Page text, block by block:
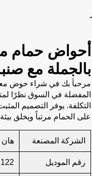
أحواض حمام
بالجملة مع
مرحباً بك في شراء حوض
المفضلة في السوق نظرًا
التكلفة. يوفر التصميم
على الحمام مرتباً ويخلق
الشركة المصنعة هان
رقم الموديل